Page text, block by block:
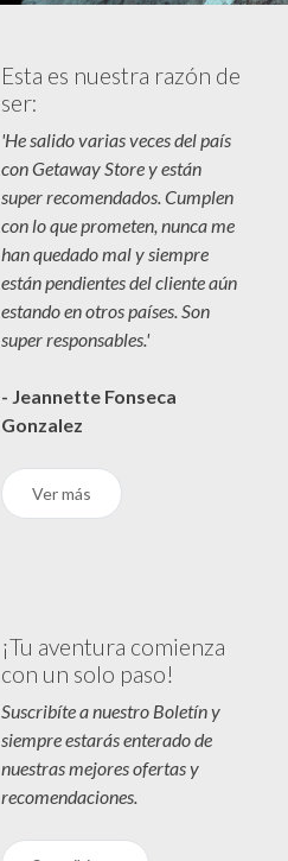
Esta es nuestra razón de
ser:
'He salido varias veces del país
con Getaway Store y están
super recomendados. Cumplen
con lo que prometen, nunca me
han quedado mal y siempre
están pendientes del cliente aún
estando en otros países. Son
super responsables.'
- Jeannette Fonseca
Gonzalez
Ver más
¡Tu aventura comienza
con un solo paso!
Suscribíte a nuestro Boletín y
siempre estarás enterado de
nuestras mejores ofertas y
recomendaciones.